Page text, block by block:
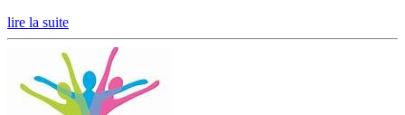
lire la suite